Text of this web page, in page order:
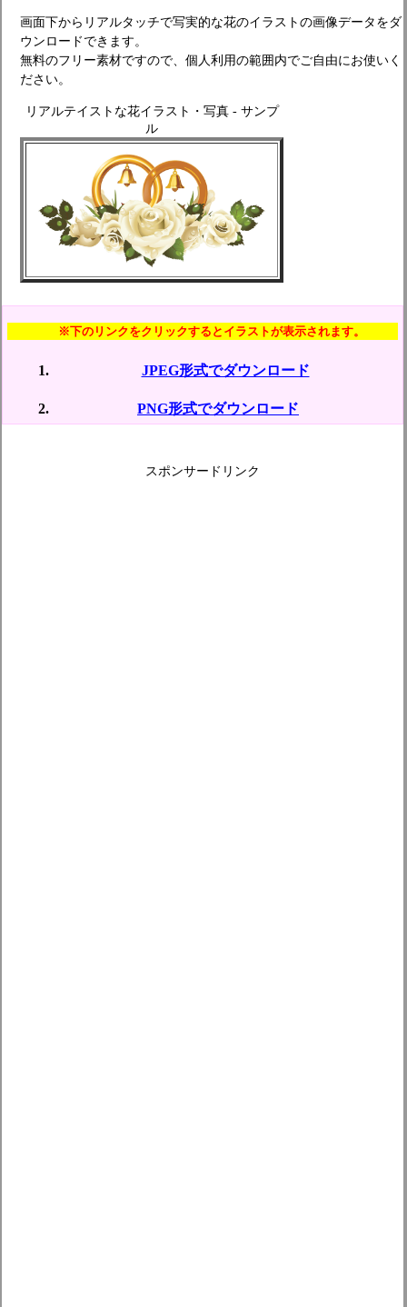
画面下からリアルタッチで写実的な花のイラストの画像データをダ
ウンロードできます。
無料のフリー素材ですので、個人利用の範囲内でご自由にお使いく
ださい。
リアルテイストな花イラスト・写真 - サンプ
ル
※下のリンクをクリックするとイラストが表示されます。
JPEG形式でダウンロード
PNG形式でダウンロード
スポンサードリンク